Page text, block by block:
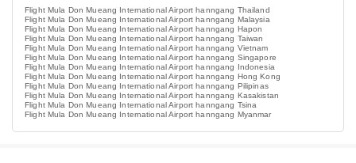
Flight Mula Don Mueang International Airport hanngang Thailand
Flight Mula Don Mueang International Airport hanngang Malaysia
Flight Mula Don Mueang International Airport hanngang Hapon
Flight Mula Don Mueang International Airport hanngang Taiwan
Flight Mula Don Mueang International Airport hanngang Vietnam
Flight Mula Don Mueang International Airport hanngang Singapore
Flight Mula Don Mueang International Airport hanngang Indonesia
Flight Mula Don Mueang International Airport hanngang Hong Kong
Flight Mula Don Mueang International Airport hanngang Pilipinas
Flight Mula Don Mueang International Airport hanngang Kasakistan
Flight Mula Don Mueang International Airport hanngang Tsina
Flight Mula Don Mueang International Airport hanngang Myanmar